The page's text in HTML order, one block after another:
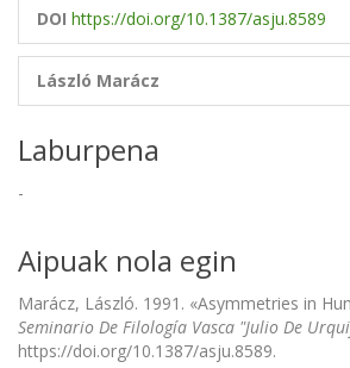
DOI https://doi.org/10.1387/asju.8589
László Marácz
Laburpena
-
Aipuak nola egin
Marácz, László. 1991. «Asymmetries in
Seminario De Filología Vasca "Julio De
https://doi.org/10.1387/asju.8589.